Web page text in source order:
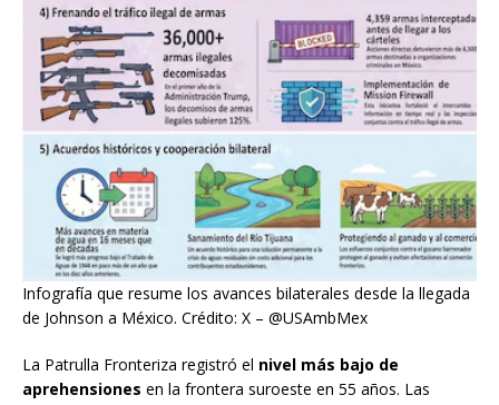
Infografía que resume los avances bilaterales desde la llegada
de Johnson a México. Crédito: X – @USAmbMex
La Patrulla Fronteriza registró el nivel más bajo de
aprehensiones en la frontera suroeste en 55 años. Las